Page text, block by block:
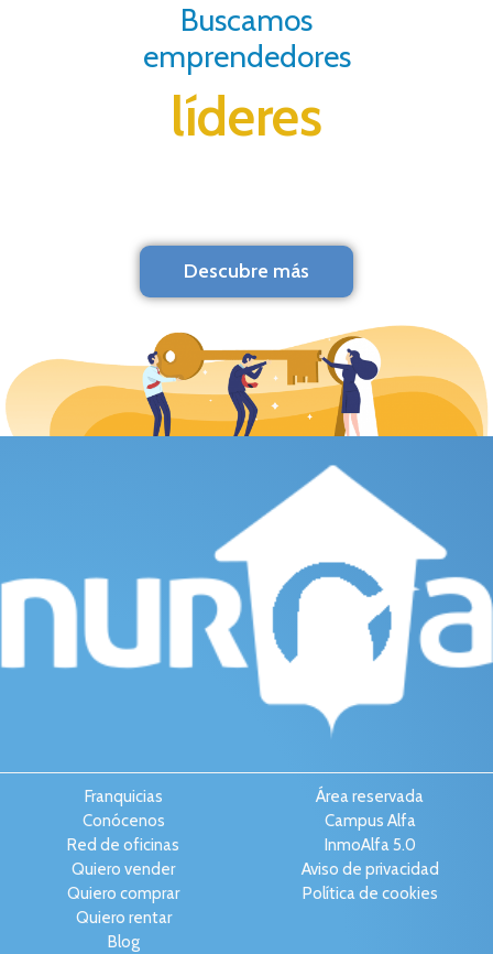
Buscamos
emprendedores
líderes
Descubre más
Franquicias
Conócenos
Red de oficinas
Quiero vender
Quiero comprar
Quiero rentar
Blog
Área reservada
Campus Alfa
InmoAlfa 5.0
Aviso de privacidad
Política de cookies